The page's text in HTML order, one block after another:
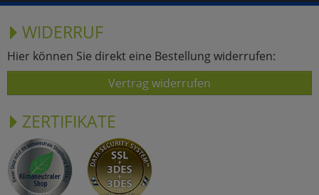
WIDERRUF
Hier können Sie direkt eine Bestellung widerrufen:
Vertrag widerrufen
ZERTIFIKATE